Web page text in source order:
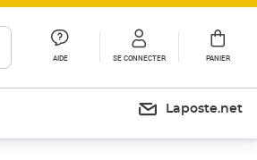
AIDE SE CONNECTER PANIER
Laposte.net